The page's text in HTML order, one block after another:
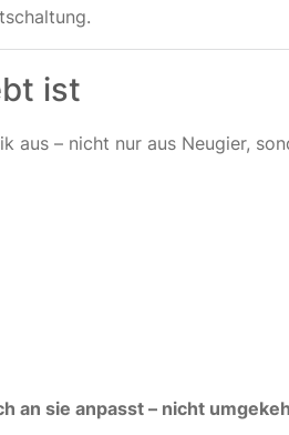
ist
aus – nicht nur aus Neugier,
an sie anpasst – nicht